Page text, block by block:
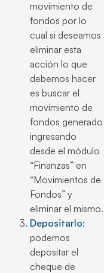
movimiento de
fondos por lo
cual si deseamos
eliminar esta
acción lo que
debemos hacer
es buscar el
movimiento de
fondos generado
ingresando
desde el módulo
“Finanzas” en
“Movimientos de
Fondos” y
eliminar el mismo.
Depositarlo:
podemos
depositar el
cheque de